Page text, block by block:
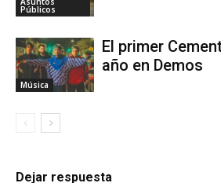
Públicos
Música
El primer
año en Demos
Dejar respuesta